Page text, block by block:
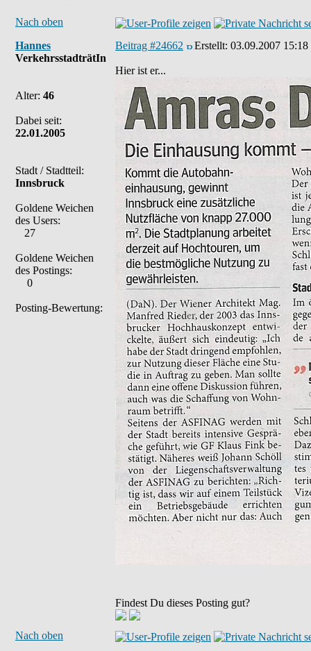
Nach oben
Hannes
VerkehrsstadträtIn
Alter: 46
Dabei seit:
22.01.2005
Stadt / Stadtteil:
Innsbruck
Goldene Weichen
des Users:
27
Goldene Weichen
des Postings:
0
Posting-Bewertung:
Beitrag #24662 Erstellt: 03.09.2007 15:18
Hier ist er...
Findest Du dieses Posting gut?
Nach oben